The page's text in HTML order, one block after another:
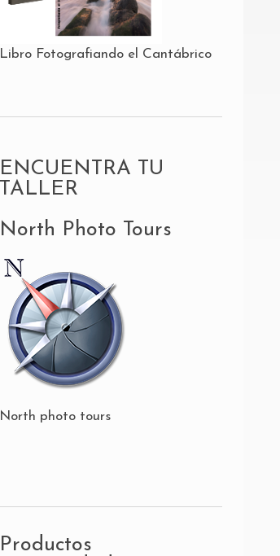
Libro Fotografiando el Cantábrico
ENCUENTRA TU
TALLER
North Photo Tours
North photo tours
Productos